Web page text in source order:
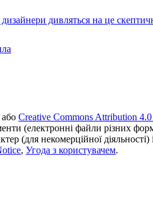
дивляться на це
Creative Commons Attribution
(електронні файли різних
(для некомерційної
, Угода з користувачем.